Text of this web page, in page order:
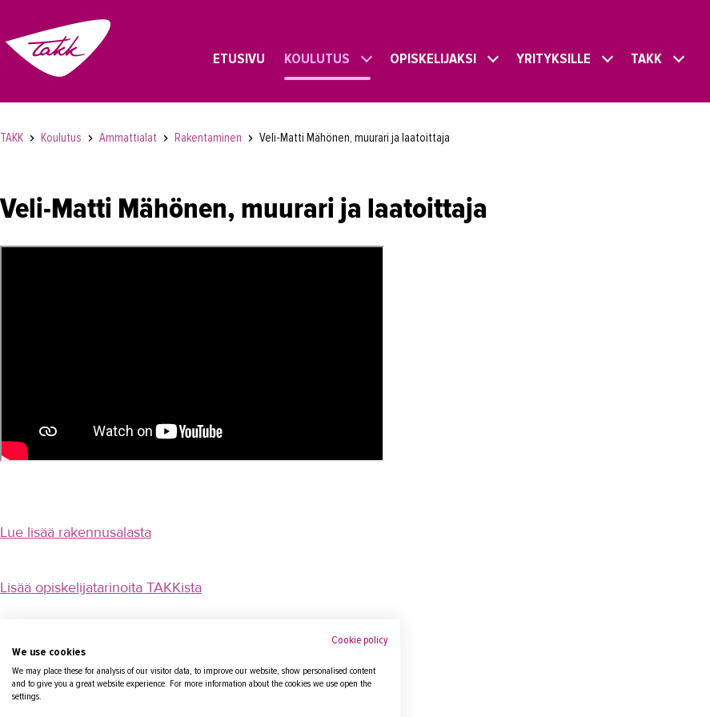
ETUSIVU KOULUTUS OPISKELIJAKSI YRITYKSILLE TAKK
TAKK Koulutus Ammattialat Rakentaminen Veli-Matti Mähönen, muurari ja laatoittaja
Veli-Matti Mähönen, muurari ja laatoittaja
Lue lisää rakennusalasta
Lisää opiskelijatarinoita TAKKista
Cookie policy
We use cookies
We may place these for analysis of our visitor data, to improve our website, show personalised content
and to give you a great website experience. For more information about the cookies we use open the
settings.